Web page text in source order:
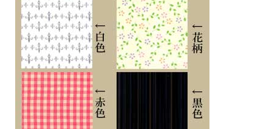
シチズン ウィッカ CITIZEN Wicca